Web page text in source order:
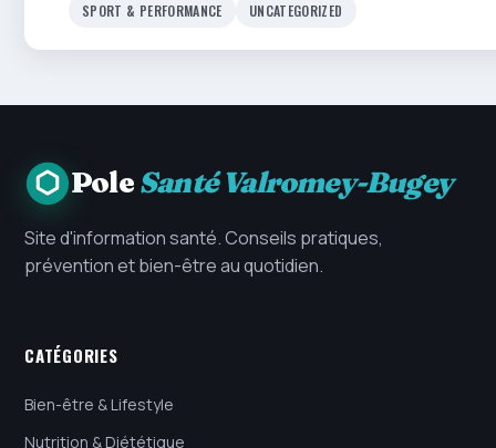
SPORT & PERFORMANCE UNCATEGORIZED
PoleSanté Valromey-Bugey
Site d'information santé. Conseils pratiques,
prévention et bien-être au quotidien.
CATÉGORIES
Bien-être & Lifestyle
Nutrition & Diététique